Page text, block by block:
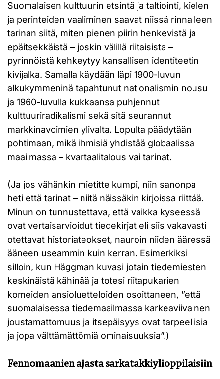
Suomalaisen kulttuurin etsintä ja taltiointi, kielen
ja perinteiden vaaliminen saavat niissä rinnalleen
tarinan siitä, miten pienen piirin henkevistä ja
epäitsekkäistä – joskin välillä riitaisista –
pyrinnöistä kehkeytyy kansallisen identiteetin
kivijalka. Samalla käydään läpi 1900-luvun
alkukymmeninä tapahtunut nationalismin nousu
ja 1960-luvulla kukkaansa puhjennut
kulttuuriradikalismi sekä sitä seurannut
markkinavoimien ylivalta. Lopulta päädytään
pohtimaan, mikä ihmisiä yhdistää globaalissa
maailmassa – kvartaalitalous vai tarinat.
(Ja jos vähänkin mietitte kumpi, niin sanonpa
heti että tarinat – niitä näissäkin kirjoissa riittää.
Minun on tunnustettava, että vaikka kyseessä
ovat vertaisarvioidut tiedekirjat eli siis vakavasti
otettavat historiateokset, nauroin niiden ääressä
ääneen useammin kuin kerran. Esimerkiksi
silloin, kun Häggman kuvasi jotain tiedemiesten
keskinäistä kähinää ja totesi riitapukarien
komeiden ansioluetteloiden osoittaneen, ”että
suomalaisessa tiedemaailmassa karkeaviivainen
joustamattomuus ja itsepäisyys ovat tarpeellisia
ja jopa välttämättömiä ominaisuuksia”.)
Fennomaanien ajasta sarkatakkiylioppilaisiin